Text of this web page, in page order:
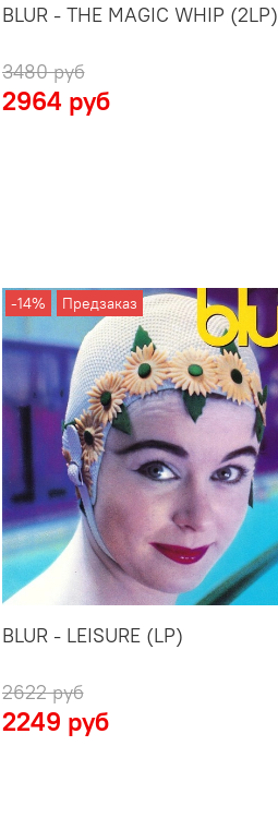
BLUR - THE MAGIC WHIP (2LP)
3480 руб
2964 руб
-14% Предзаказ
BLUR - LEISURE (LP)
2622 руб
2249 руб